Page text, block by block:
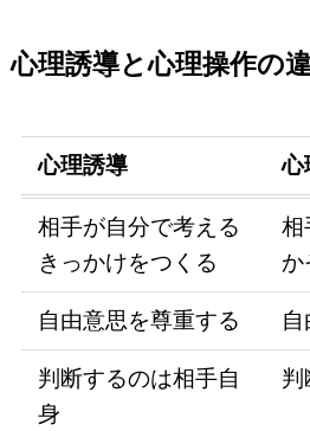
心理誘導と心理操作の
心理誘導 心
相手が自分で考える
きっかけをつくる
相
か
自由意思を尊重する
判断するのは相手自
身
判